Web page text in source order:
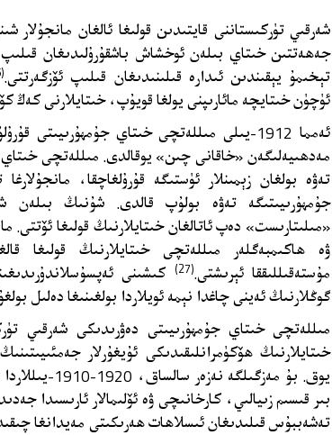
شەرقىي تۈركىستاننى قايتىدىن قولىغا ئالغان مانجۇلار
جەھەتتىن خىتاي بىلەن ئوخشاش باشقۇرۇلىدىغان
تېخىمۇ يېقىندىن ئىدارە قىلىنىدىغان قىلىپ ئۆزگەرتتى.(25)
ئۈچۈن خىتايچە مائارىپنى يولغا قويۇپ، خىتايلارنى كەڭ
ئەمما 1912-يىلى مىللەتچى خىتاي
مەدھىيەلىگەن «خاقانى چىن» يوقالدى. مىللەتچى خىتاي
تەۋە بولغان زېمىنلار ئۈستىگە قۇرۇلغاچقا،
جۇمھۇرىيىتىگە تەۋە بولۇپ قالدى. شۇنىڭ بىلەن
«مىلىتارىست» دەپ ئاتالغان خىتايلارنىڭ قولىغا ئۆتتى.
ۋە ھاكىمبەگلەر مىللەتچى خىتايلارنىڭ قولىغا
مۇستەقىللىققا ئېرىشتى.(27)
كىشىنى
گوڭلارنىڭ ئەينى چاغدا نېمە ئويلاردا بولغىنىغا دەلىل
مىللەتچى خىتاي جۇمھۇرىيىتى دەۋرىدىكى شەرقىي
خىتايلارنىڭ ھۆكۈمرانلىقىدىكى ئۇيغۇرلار
يوق. بۇ
بىر قىسىم زىيالىي، كارخانىچى ۋە ئۆلىمالار ئارىسىدا
تەشەببۇس قىلىدىغان ئىسلاھات ھەرىكىتى مەيدانغا